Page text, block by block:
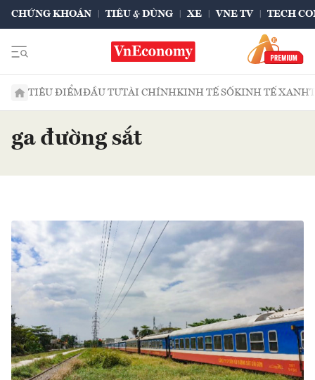
CHỨNG KHOÁN TIÊU & DÙNG XE VNE TV TECH
TIÊU ĐIỂMĐẦU TƯTÀI CHÍNHKINH TẾ SỐKINH TẾ XANH
ga đường sắt